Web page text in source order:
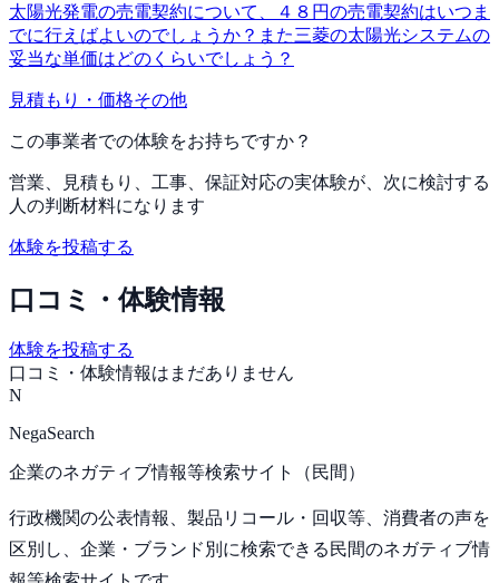
太陽光発電の売電契約について、４８円の売電契約はいつま
でに行えばよいのでしょうか？また三菱の太陽光システムの
妥当な単価はどのくらいでしょう？
見積もり・価格その他
この事業者での体験をお持ちですか？
営業、見積もり、工事、保証対応の実体験が、次に検討する
人の判断材料になります
体験を投稿する
口コミ・体験情報
体験を投稿する
口コミ・体験情報はまだありません
N
NegaSearch
企業のネガティブ情報等検索サイト（民間）
行政機関の公表情報、製品リコール・回収等、消費者の声を
区別し、企業・ブランド別に検索できる民間のネガティブ情